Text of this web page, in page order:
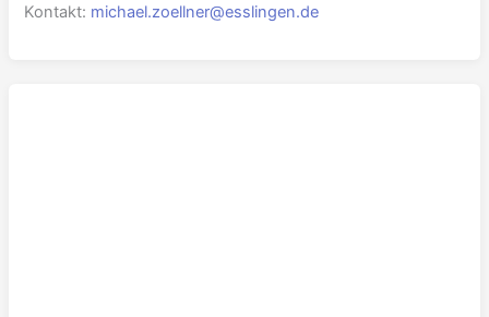
Kontakt: michael.zoellner@esslingen.de